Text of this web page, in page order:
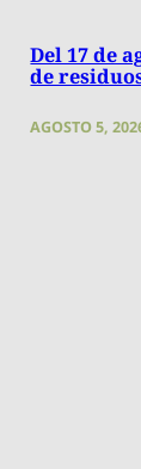
Del 17 de
de
AGOSTO 5,